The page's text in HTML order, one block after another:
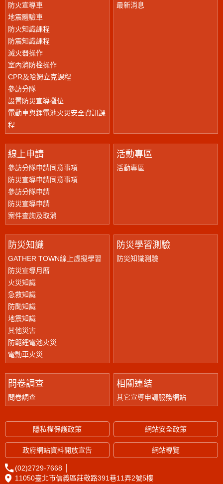
防火宣導車
地震體驗車
防火知識課程
防震知識課程
滅火器操作
室內消防栓操作
CPR及哈姆立克課程
參訪分隊
設置防災宣導攤位
電動車與鋰電池火災安全資訊課
程
最新消息
線上申請
參訪分隊申請同意事項
防災宣導申請同意事項
參訪分隊申請
防災宣導申請
案件查詢及取消
活動專區
活動專區
防災知識
GATHER TOWN線上虛擬學習
防災宣導月曆
火災知識
急救知識
防颱知識
地震知識
其他災害
防範鋰電池火災
電動車火災
防災學習測驗
防災知識測驗
問卷調查
問卷調查
相關連結
其它宣導申請服務網站
隱私權保護政策 網站安全政策
政府網站資料開放宣告 網站導覽
(02)2729-7668
11050臺北市信義區莊敬路391巷11弄2號5樓